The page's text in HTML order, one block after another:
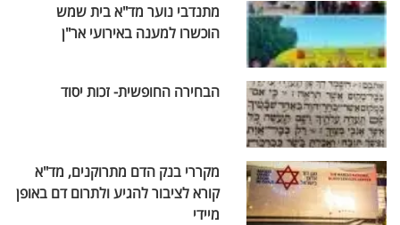
מתנדבי נוער מד"א בית שמש
הוכשרו למענה באירועי אר"ן
הבחירה החופשית- זכות יסוד
מקררי בנק הדם מתרוקנים, מד"א
קורא לציבור להגיע ולתרום דם באופן
מיידי